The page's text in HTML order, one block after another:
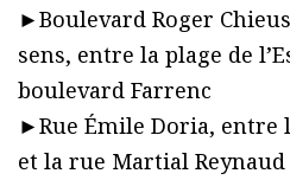
►Boulevard Roger
sens, entre la plage de
boulevard Farrenc
►Rue Émile Doria, entre
et la rue Martial Reynaud